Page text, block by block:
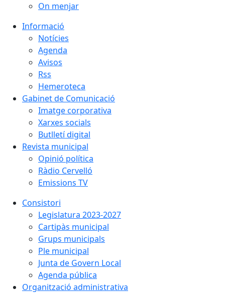
On menjar
Informació
Notícies
Agenda
Avisos
Rss
Hemeroteca
Gabinet de Comunicació
Imatge corporativa
Xarxes socials
Butlletí digital
Revista municipal
Opinió política
Ràdio Cervelló
Emissions TV
Consistori
Legislatura 2023-2027
Cartipàs municipal
Grups municipals
Ple municipal
Junta de Govern Local
Agenda pública
Organització administrativa